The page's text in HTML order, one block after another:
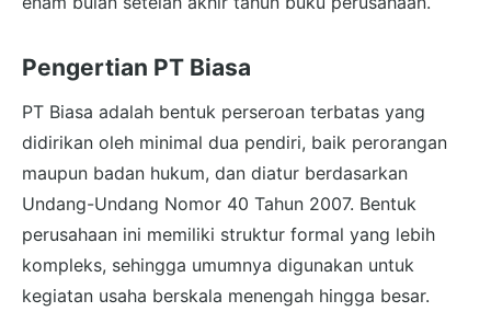
Pengertian PT Biasa
PT Biasa adalah bentuk perseroan terbatas yang
didirikan oleh minimal dua pendiri, baik perorangan
maupun badan hukum, dan diatur berdasarkan
Undang-Undang Nomor 40 Tahun 2007. Bentuk
perusahaan ini memiliki struktur formal yang lebih
kompleks, sehingga umumnya digunakan untuk
kegiatan usaha berskala menengah hingga besar.